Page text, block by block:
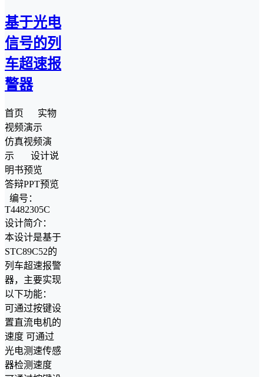
基于光电
信号的列
车超速报
警器
首页 实物
视频演示
仿真视频演
示 设计说
明书预览
答辩PPT预览
编号：
T4482305C
设计简介：
本设计是基于
STC89C52的
列车超速报警
器，主要实现
以下功能：
可通过按键设
置直流电机的
速度 可通过
光电测速传感
器检测速度